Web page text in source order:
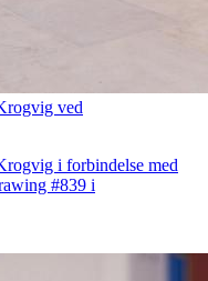
ved
i forbindelse med
#839 i